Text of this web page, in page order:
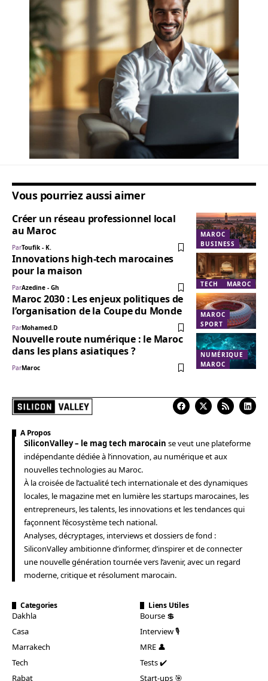
Vous pourriez aussi aimer
MAROC
BUSINESS
Créer un réseau professionnel local
au Maroc
ParToufik - K.
TECH MAROC
Innovations high-tech marocaines
pour la maison
ParAzedine - Gh
MAROC
SPORT
Maroc 2030 : Les enjeux politiques de
l’organisation de la Coupe du Monde
ParMohamed.D
NUMÉRIQUE
MAROC
Nouvelle route numérique : le Maroc
dans les plans asiatiques ?
ParMaroc
A Propos
SiliconValley – le mag tech marocain se veut une plateforme
indépendante dédiée à l’innovation, au numérique et aux
nouvelles technologies au Maroc.
À la croisée de l’actualité tech internationale et des dynamiques
locales, le magazine met en lumière les startups marocaines, les
entrepreneurs, les talents, les innovations et les tendances qui
façonnent l’écosystème tech national.
Analyses, décryptages, interviews et dossiers de fond :
SiliconValley ambitionne d’informer, d’inspirer et de connecter
une nouvelle génération tournée vers l’avenir, avec un regard
moderne, critique et résolument marocain.
Categories
Dakhla
Casa
Marrakech
Tech
Rabat
Liens Utiles
Bourse 💲
Interview 🎙️
MRE 👤
Tests ✔️
Start-ups 🎯